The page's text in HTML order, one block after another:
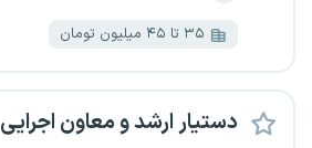
۳۵ تا ۴۵ میلیون تومان
دستیار ارشد و معاون اجرایی